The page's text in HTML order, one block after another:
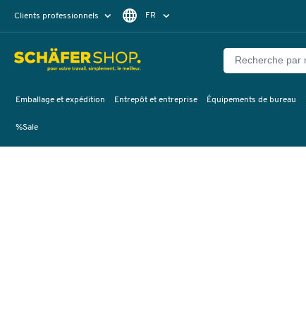
Clients professionnels FR
Emballage et expédition Entrepôt et entreprise Équipements de bureau
%Sale